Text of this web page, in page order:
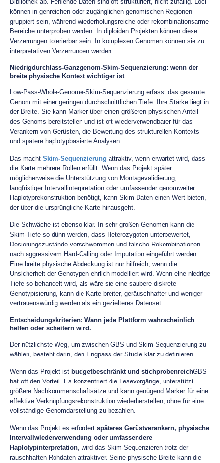
Bibliothek ab. Fehlende Daten sind oft strukturiert, nicht zufällig. Loci
können in genreichen oder zugänglichen genomischen Regionen
gruppiert sein, während wiederholungsreiche oder rekombinationsarme
Bereiche unterproben werden. In diploiden Projekten können diese
Verzerrungen tolerierbar sein. In komplexen Genomen können sie zu
interpretativen Verzerrungen werden.
Niedrigdurchlass-Ganzgenom-Skim-Sequenzierung: wenn der
breite physische Kontext wichtiger ist
Low-Pass-Whole-Genome-Skim-Sequenzierung erfasst das gesamte
Genom mit einer geringen durchschnittlichen Tiefe. Ihre Stärke liegt in
der Breite. Sie kann Marker über einen größeren physischen Anteil
des Genoms bereitstellen und ist oft wiederverwendbarer für das
Verankern von Gerüsten, die Bewertung des strukturellen Kontexts
und spätere haplotypbasierte Analysen.
Das macht Skim-Sequenzierung attraktiv, wenn erwartet wird, dass
die Karte mehrere Rollen erfüllt. Wenn das Projekt später
möglicherweise die Unterstützung von Montagevalidierung,
langfristiger Intervallinterpretation oder umfassender genomweiter
Haplotyprekonstruktion benötigt, kann Skim-Daten einen Wert bieten,
der über die ursprüngliche Karte hinausgeht.
Die Schwäche ist ebenso klar. In sehr großen Genomen kann die
Skim-Tiefe so dünn werden, dass Heterozygoten unterbewertet,
Dosierungszustände verschwommen und falsche Rekombinationen
nach aggressivem Hard-Calling oder Imputation eingeführt werden.
Eine breite physische Abdeckung ist nur hilfreich, wenn die
Unsicherheit der Genotypen ehrlich modelliert wird. Wenn eine niedrige
Tiefe so behandelt wird, als wäre sie eine saubere diskrete
Genotypisierung, kann die Karte breiter, geräuschhafter und weniger
vertrauenswürdig werden als ein gezielteres Datenset.
Entscheidungskriterien: Wann jede Plattform wahrscheinlich
helfen oder scheitern wird.
Der nützlichste Weg, um zwischen GBS und Skim-Sequenzierung zu
wählen, besteht darin, den Engpass der Studie klar zu definieren.
Wenn das Projekt ist budgetbeschränkt und stichprobenreichGBS
hat oft den Vorteil. Es konzentriert die Lesevorgänge, unterstützt
größere Nachkommenschaftsätze und kann genügend Marker für eine
effektive Verknüpfungsrekonstruktion wiederherstellen, ohne für eine
vollständige Genomdarstellung zu bezahlen.
Wenn das Projekt es erfordert späteres Gerüstverankern, physische
Intervallwiederverwendung oder umfassendere
Haplotypinterpretation, wird das Skim-Sequenzieren trotz der
rauschhaften Rohdaten attraktiver. Seine physische Breite kann die